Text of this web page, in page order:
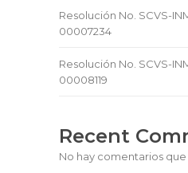
Resolución No. SCVS-
00007234
Resolución No. SCVS-
00008119
Recent
No hay comentarios que